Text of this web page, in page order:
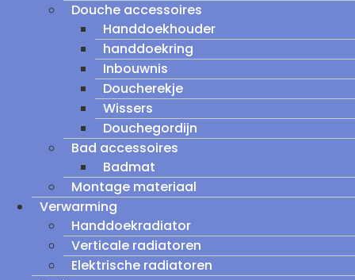
Douche accessoires
Handdoekhouder
handdoekring
Inbouwnis
Doucherekje
Wissers
Douchegordijn
Bad accessoires
Badmat
Montage materiaal
Verwarming
Handdoekradiator
Verticale radiatoren
Elektrische radiatoren